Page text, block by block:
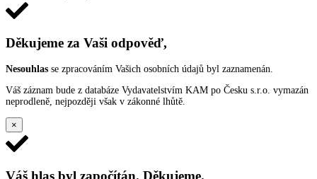
Děkujeme za Vaši odpověď,
Nesouhlas se zpracováním Vašich osobních údajů byl zaznamenán.
Váš záznam bude z databáze Vydavatelstvím KAM po Česku s.r.o. vymazán
neprodleně, nejpozději však v zákonné lhůtě.
×
Váš hlas byl započítán. Děkujeme.